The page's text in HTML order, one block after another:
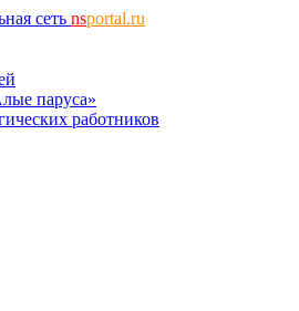
сеть nsportal.ru
паруса»
работников